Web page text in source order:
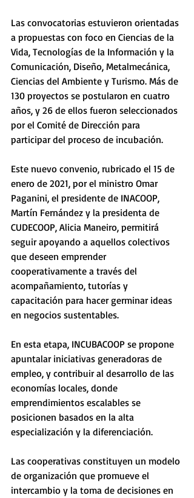
Las convocatorias estuvieron orientadas
a propuestas con foco en Ciencias de la
Vida, Tecnologías de la Información y la
Comunicación, Diseño, Metalmecánica,
Ciencias del Ambiente y Turismo. Más de
130 proyectos se postularon en cuatro
años, y 26 de ellos fueron seleccionados
por el Comité de Dirección para
participar del proceso de incubación.
Este nuevo convenio, rubricado el 15 de
enero de 2021, por el ministro Omar
Paganini, el presidente de INACOOP,
Martín Fernández y la presidenta de
CUDECOOP, Alicia Maneiro, permitirá
seguir apoyando a aquellos colectivos
que deseen emprender
cooperativamente a través del
acompañamiento, tutorías y
capacitación para hacer germinar ideas
en negocios sustentables.
En esta etapa, INCUBACOOP se propone
apuntalar iniciativas generadoras de
empleo, y contribuir al desarrollo de las
economías locales, donde
emprendimientos escalables se
posicionen basados en la alta
especialización y la diferenciación.
Las cooperativas constituyen un modelo
de organización que promueve el
intercambio y la toma de decisiones en